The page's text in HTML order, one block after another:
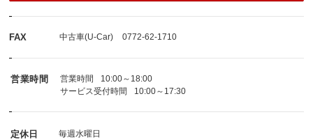
FAX 中古車(U-Car) 0772-62-1710
営業時間 営業時間
10:00～18:00
サービス受付時間
10:00～17:30
定休日 毎週水曜日